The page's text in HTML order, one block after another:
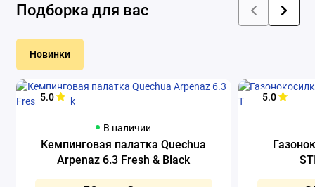
Подборка для вас
Новинки
5.0
В наличии
Кемпинговая палатка Quechua
Arpenaz 6.3 Fresh & Black
5.0